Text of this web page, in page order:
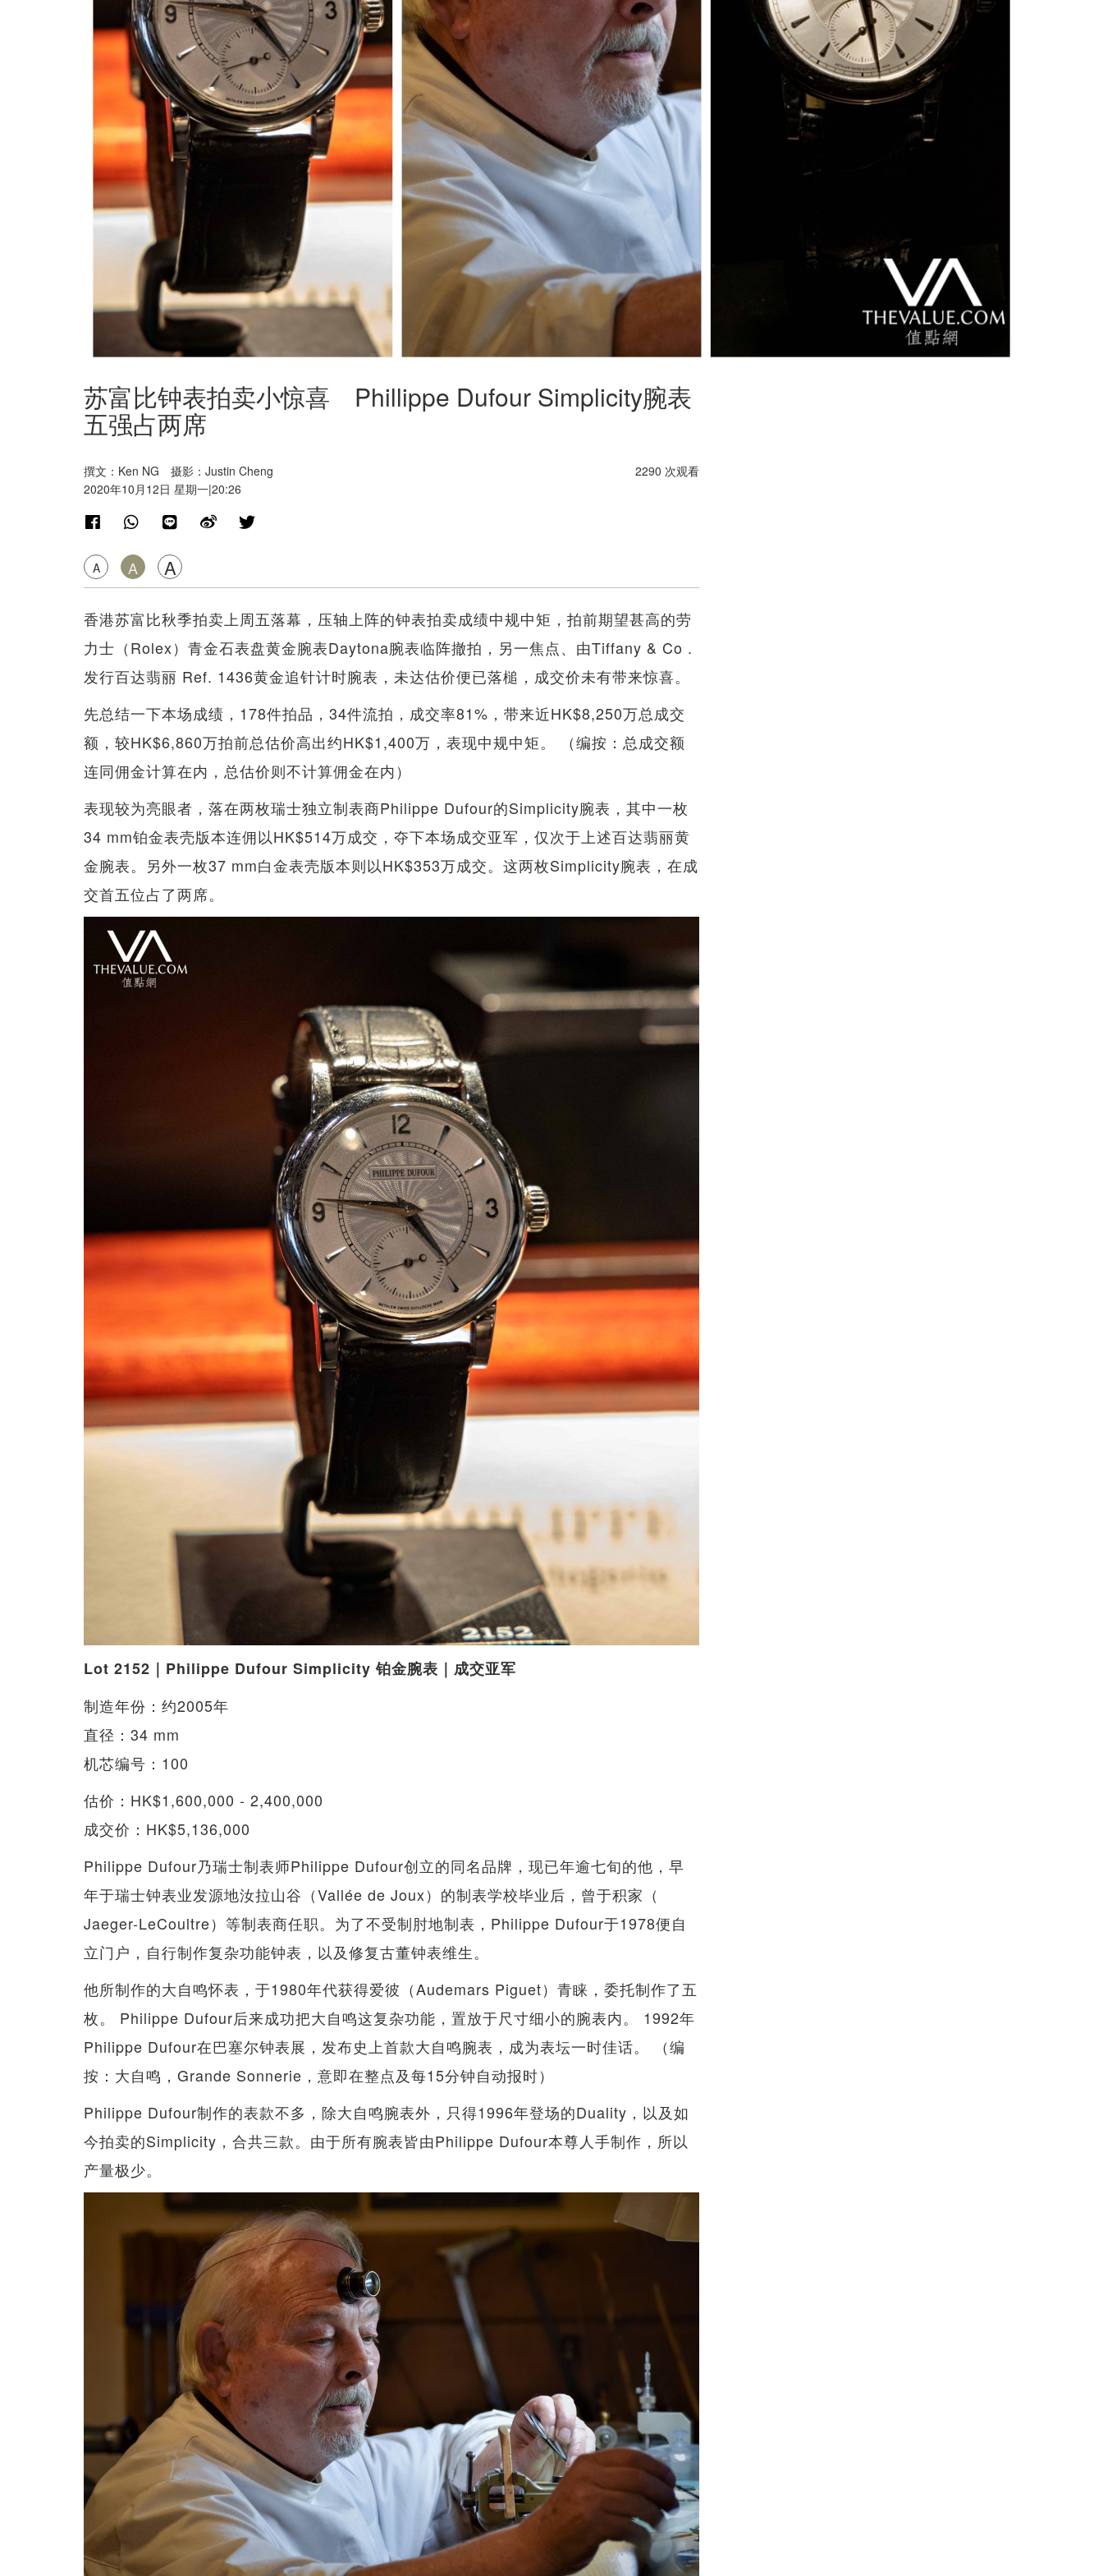
苏富比钟表拍卖小惊喜 Phillippe Dufour Simplicity腕表
五强占两席
撰文：Ken NG 摄影：Justin Cheng
2020年10月12日 星期一|20:26
A A A
2290 次观看
香港苏富比秋季拍卖上周五落幕，压轴上阵的钟表拍卖成绩中规中矩，拍前期望甚高的劳
力士（Rolex）青金石表盘黄金腕表Daytona腕表临阵撤拍，另一焦点、由Tiffany & Co .
发行百达翡丽 Ref. 1436黄金追针计时腕表，未达估价便已落槌，成交价未有带来惊喜。
先总结一下本场成绩，178件拍品，34件流拍，成交率81%，带来近HK$8,250万总成交
额，较HK$6,860万拍前总估价高出约HK$1,400万，表现中规中矩。 （编按：总成交额
连同佣金计算在内，总估价则不计算佣金在内）
表现较为亮眼者，落在两枚瑞士独立制表商Philippe Dufour的Simplicity腕表，其中一枚
34 mm铂金表壳版本连佣以HK$514万成交，夺下本场成交亚军，仅次于上述百达翡丽黄
金腕表。另外一枚37 mm白金表壳版本则以HK$353万成交。这两枚Simplicity腕表，在成
交首五位占了两席。
Lot 2152｜Philippe Dufour Simplicity 铂金腕表｜成交亚军
制造年份：约2005年
直径：34 mm
机芯编号：100
估价：HK$1,600,000 - 2,400,000
成交价：HK$5,136,000
Philippe Dufour乃瑞士制表师Philippe Dufour创立的同名品牌，现已年逾七旬的他，早
年于瑞士钟表业发源地汝拉山谷（Vallée de Joux）的制表学校毕业后，曾于积家（
Jaeger-LeCoultre）等制表商任职。为了不受制肘地制表，Philippe Dufour于1978便自
立门户，自行制作复杂功能钟表，以及修复古董钟表维生。
他所制作的大自鸣怀表，于1980年代获得爱彼（Audemars Piguet）青睐，委托制作了五
枚。 Philippe Dufour后来成功把大自鸣这复杂功能，置放于尺寸细小的腕表内。 1992年
Philippe Dufour在巴塞尔钟表展，发布史上首款大自鸣腕表，成为表坛一时佳话。 （编
按：大自鸣，Grande Sonnerie，意即在整点及每15分钟自动报时）
Philippe Dufour制作的表款不多，除大自鸣腕表外，只得1996年登场的Duality，以及如
今拍卖的Simplicity，合共三款。由于所有腕表皆由Philippe Dufour本尊人手制作，所以
产量极少。